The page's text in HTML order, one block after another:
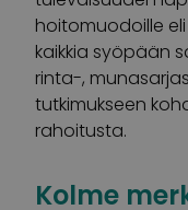
hoitomuodoille
kaikkia syöpään
rinta-,
tutkimukseen
rahoitusta.
Kolme